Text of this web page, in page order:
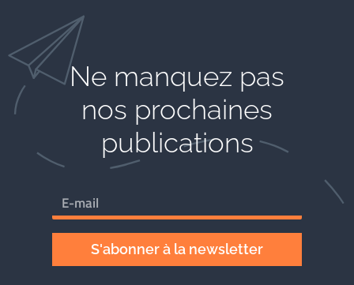
Ne manquez pas
nos prochaines
publications
S'abonner à la newsletter